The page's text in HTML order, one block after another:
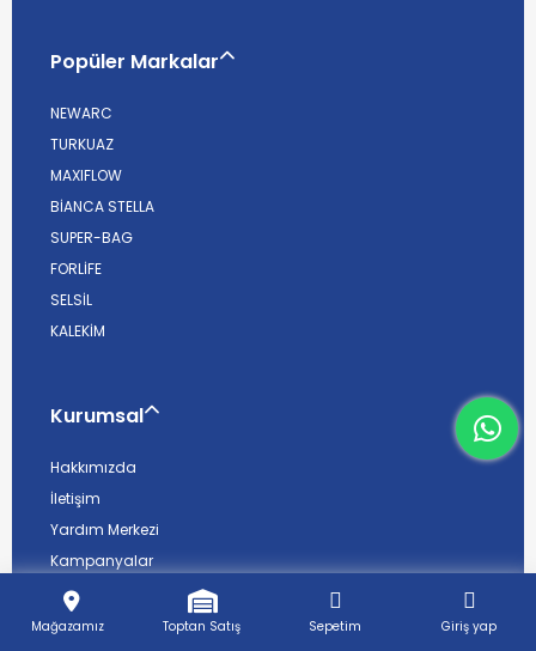
Mağazamız Toptan Satış Sepetim Giriş yap
Popüler Markalar
NEWARC
TURKUAZ
MAXIFLOW
BİANCA STELLA
SUPER-BAG
FORLİFE
SELSİL
KALEKİM
Kurumsal
Hakkımızda
İletişim
Yardım Merkezi
Kampanyalar
Toptan Satış
B2B Başvuru Formu